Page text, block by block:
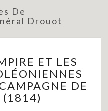
De
Drouot
ET
GUERRES
ET LES
DE
(1814)